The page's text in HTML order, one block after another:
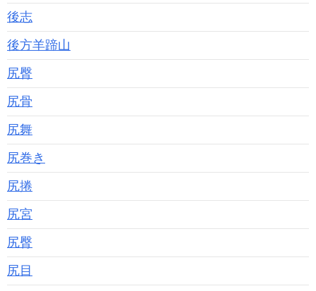
後志
後方羊蹄山
尻臀
尻骨
尻舞
尻巻き
尻捲
尻宮
尻臀
尻目